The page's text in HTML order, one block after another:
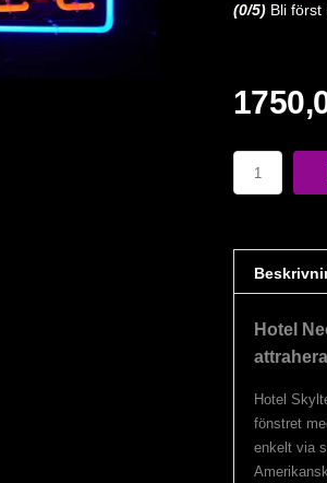
(0/5) Bli först
Hotel
Hotel
fönstret
enkelt via